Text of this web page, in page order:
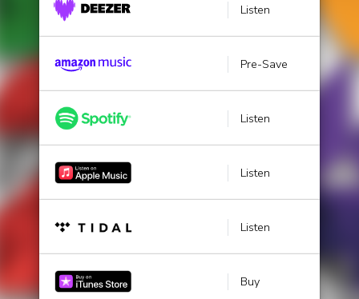
Listen
Pre-Save
Listen
Listen
Listen
Buy